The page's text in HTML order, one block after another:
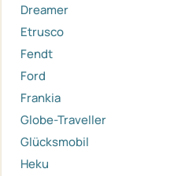
Dreamer
Etrusco
Fendt
Ford
Frankia
Globe-Traveller
Glücksmobil
Heku